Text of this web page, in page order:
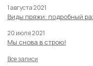
1 августа 2021
Виды пряжи: подробный
20 июля 2021
Мы снова в строю!
Все записи